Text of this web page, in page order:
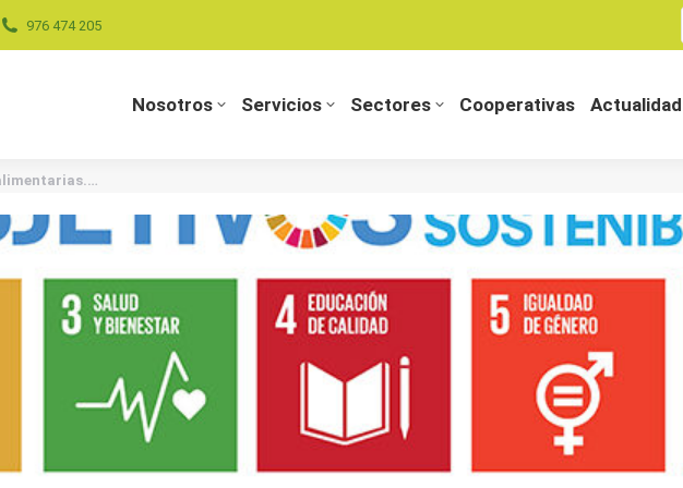
976 474 205
Nosotros Servicios Sectores Cooperativas Actualidad
Actualidad